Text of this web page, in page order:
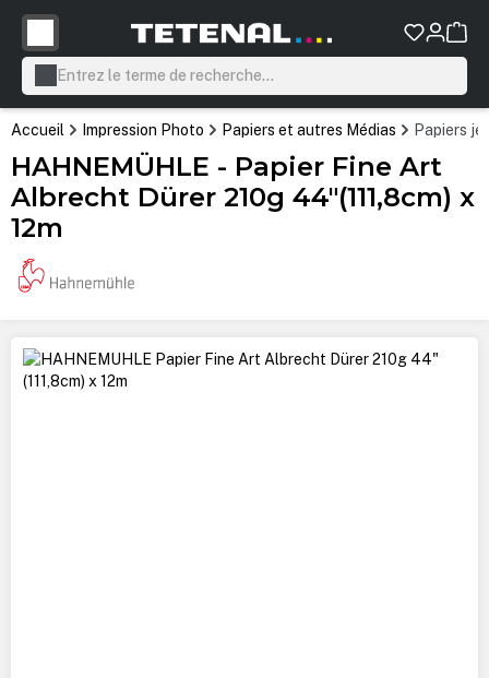
principal
Accueil Impression Photo Papiers et autres Médias Papiers
HAHNEMÜHLE - Papier Fine Art
Albrecht Dürer 210g 44"(111,8cm) x
12m
Ignorer la galerie d'images